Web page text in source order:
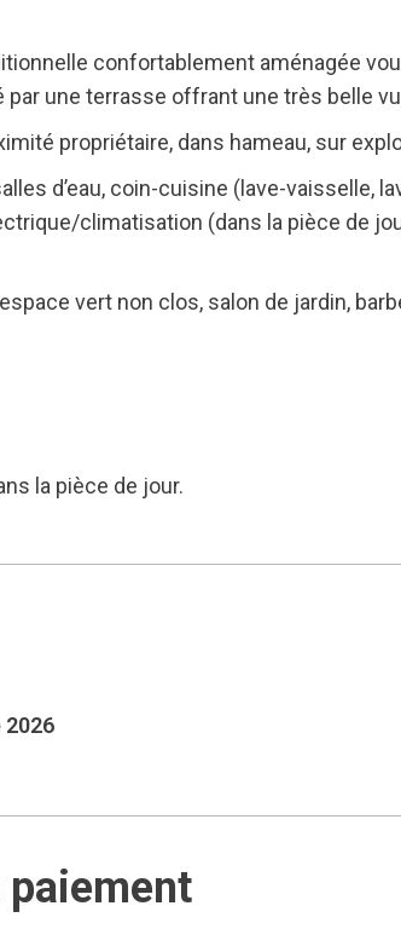
confortablement aménagée
une terrasse offrant une très belle
propriétaire, dans hameau, sur
d’eau, coin-cuisine (lave-vaisselle,
climatisation (dans la pièce de
vert non clos, salon de jardin,
la pièce de jour.
2026